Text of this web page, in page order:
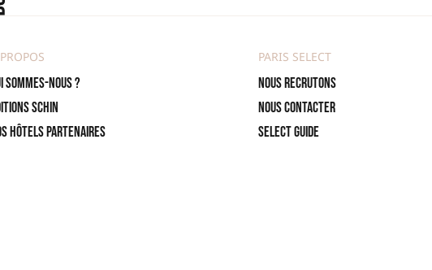
sommes-nous ?
SCHIN
hôtels partenaires
PARIS SELECT
Nous recrutons
Nous contacter
Select Guide